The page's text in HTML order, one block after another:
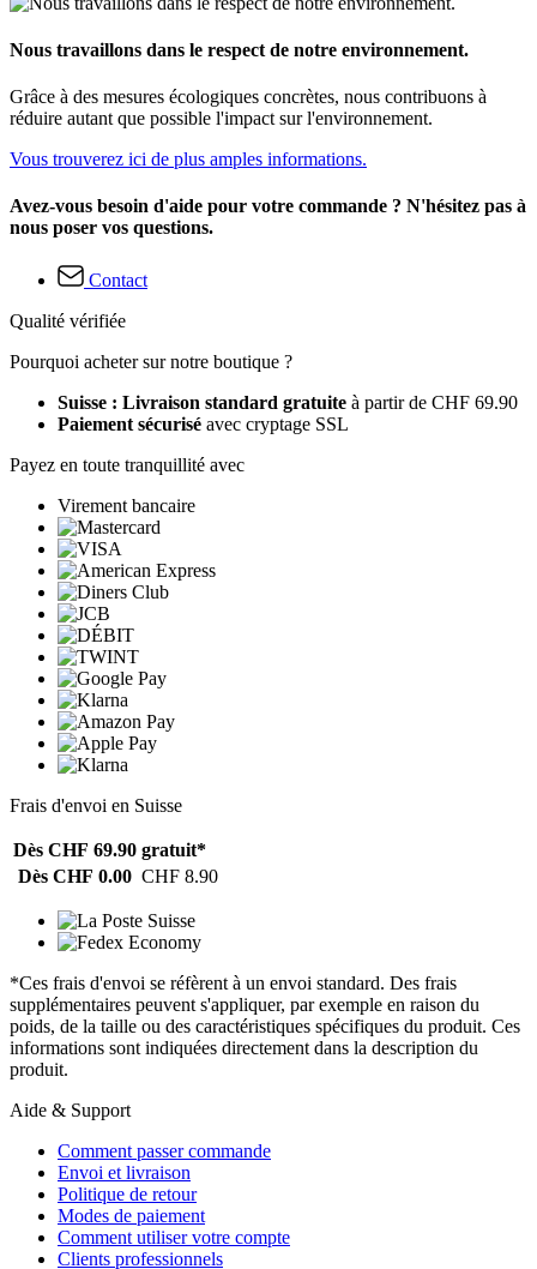
Nous travaillons dans le respect de notre environnement.
Grâce à des mesures écologiques concrètes, nous contribuons à
réduire autant que possible l'impact sur l'environnement.
Vous trouverez ici de plus amples informations.
Avez-vous besoin d'aide pour votre commande ? N'hésitez pas à
nous poser vos questions.
Contact
Qualité vérifiée
Pourquoi acheter sur notre boutique ?
Suisse : Livraison standard gratuite à partir de CHF 69.90
Paiement sécurisé avec cryptage SSL
Payez en toute tranquillité avec
Virement bancaire
Frais d'envoi en Suisse
Dès CHF 69.90 gratuit*
Dès CHF 0.00 CHF 8.90
*Ces frais d'envoi se réfèrent à un envoi standard. Des frais
supplémentaires peuvent s'appliquer, par exemple en raison du
poids, de la taille ou des caractéristiques spécifiques du produit. Ces
informations sont indiquées directement dans la description du
produit.
Aide & Support
Comment passer commande
Envoi et livraison
Politique de retour
Modes de paiement
Comment utiliser votre compte
Clients professionnels